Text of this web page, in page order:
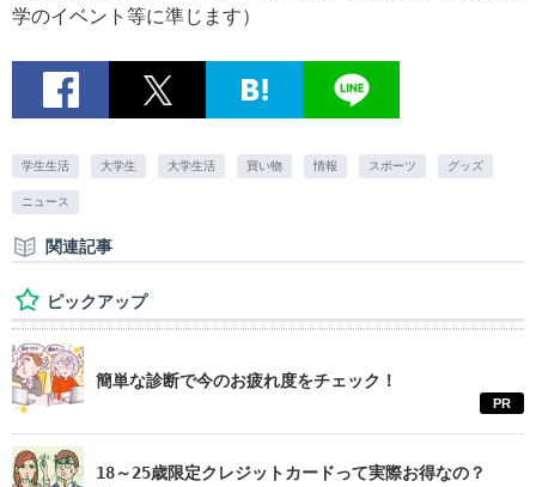
学のイベント等に準じます）
学生生活 大学生 大学生活 買い物 情報 スポーツ グッズ
ニュース
関連記事
ピックアップ
簡単な診断で今のお疲れ度をチェック！
PR
18～25歳限定クレジットカードって実際お得なの？